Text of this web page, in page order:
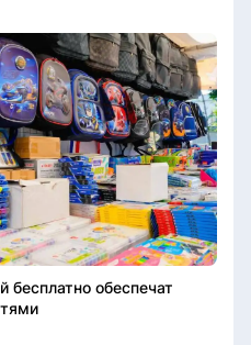
бесплатно обеспечат